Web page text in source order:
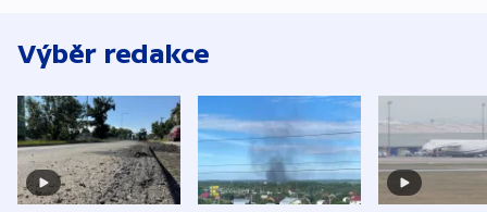
Výběr redakce